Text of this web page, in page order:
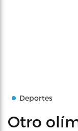
Deportes
Otro